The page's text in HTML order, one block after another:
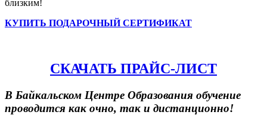
близким!
КУПИТЬ ПОДАРОЧНЫЙ СЕРТИФИКАТ
СКАЧАТЬ ПРАЙС-ЛИСТ
В Байкальском Центре Образования обучение
проводится как очно, так и дистанционно!